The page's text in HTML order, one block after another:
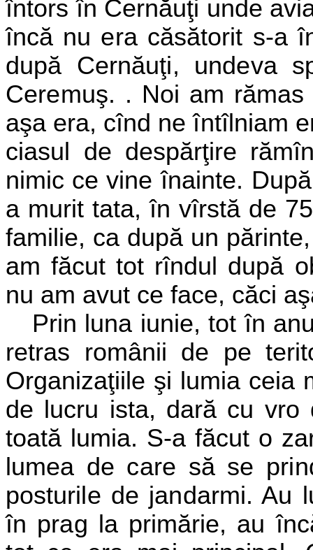
întors în Cernăuţi unde
încă nu era căsătorit s-a
după Cernăuţi, undeva
Ceremuş. . Noi am
aşa era, cînd neîntîlniam
ciasul de despărţire
nimic ce vineînainte.
a murit tata, în vîrstă de
familie, ca după un
am făcut tot rîndul după
nu am avut ce face, căci
Prin luna iunie, tot în
retras românii de pe
Organizaţiile şi lumia ceia
de lucru ista, dară cu
toată lumia. S-a făcut o
lumea de care să se
posturile de jandarmi. Au
în prag la primărie, au